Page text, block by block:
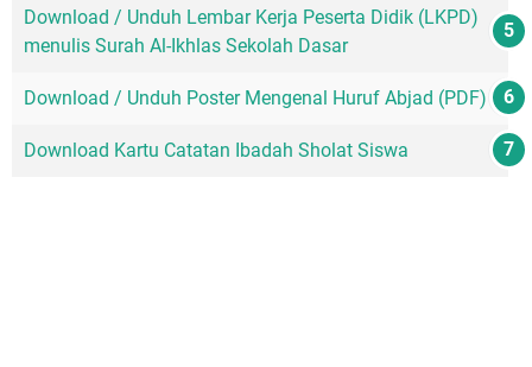
Download / Unduh Lembar Kerja Peserta Didik (LKPD)
menulis Surah Al-Ikhlas Sekolah Dasar
Download / Unduh Poster Mengenal Huruf Abjad (PDF)
Download Kartu Catatan Ibadah Sholat Siswa